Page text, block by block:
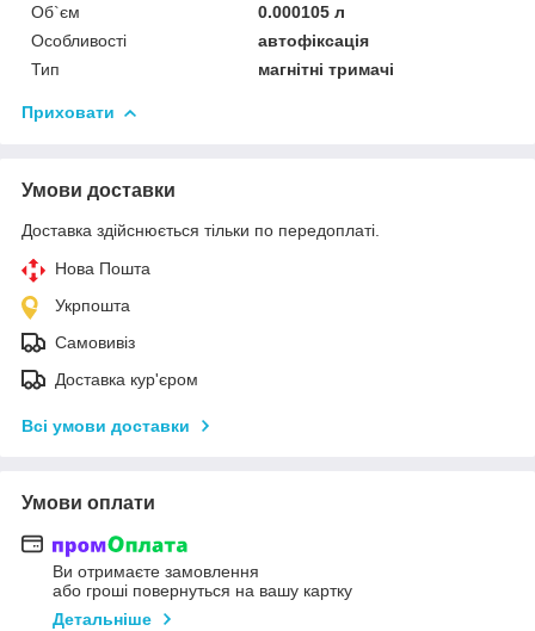
Об`єм
0.000105 л
Особливості
автофіксація
Тип
магнітні тримачі
Приховати
Умови доставки
Доставка здійснюється тільки по передоплаті.
Нова Пошта
Укрпошта
Самовивіз
Доставка кур'єром
Всі умови доставки
Умови оплати
Ви отримаєте замовлення
або гроші повернуться на вашу картку
Детальніше